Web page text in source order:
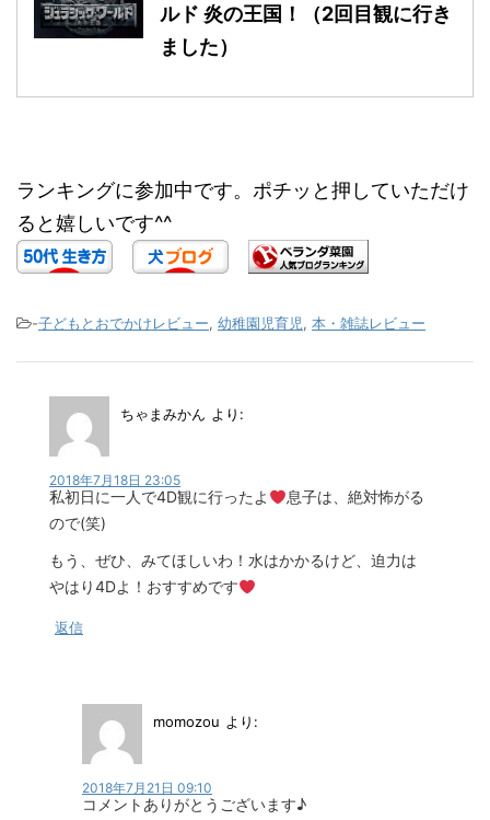
ルド 炎の王国！（2回目観に行き
ました）
ランキングに参加中です。ポチッと押していただけ
ると嬉しいです^^
-子どもとおでかけレビュー, 幼稚園児育児, 本・雑誌レビュー
ちゃまみかん より:
2018年7月18日 23:05
私初日に一人で4D観に行ったよ
息子は、絶対怖がる
ので(笑)
もう、ぜひ、みてほしいわ！水はかかるけど、迫力は
やはり4Dよ！おすすめです
返信
momozou より:
2018年7月21日 09:10
コメントありがとうございます♪